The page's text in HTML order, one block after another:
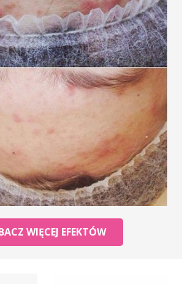
WIĘCEJ EFEKTÓW